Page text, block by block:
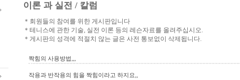
이론 과 실전 / 칼럼
＊회원들의 참여를 위한 게시판입니다
＊테니스에 관한 기술, 실전 이론 등의 레슨자료를 올려주십시오.
＊게시판의 성격에 적절치 않는 글은 사전 통보없이 삭제됩니다.
짝힘의 사용방법,,,
작용과 반작용의 힘을 짝힘이라고 하지요,,